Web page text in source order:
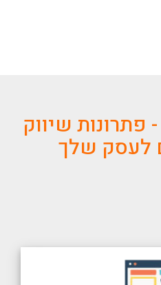
פתרונות שיווק
לעסק שלך